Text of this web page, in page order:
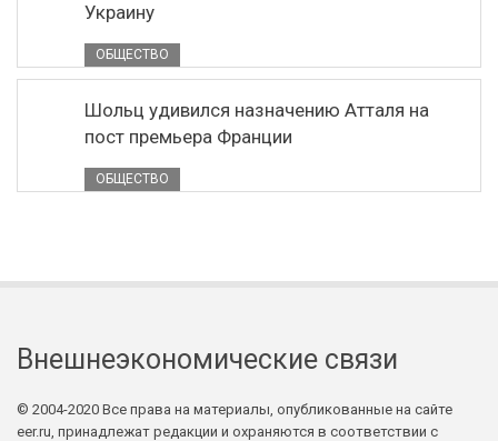
Украину
ОБЩЕСТВО
Шольц удивился назначению Атталя на
пост премьера Франции
ОБЩЕСТВО
Внешнеэкономические связи
© 2004-2020 Все права на материалы, опубликованные на сайте
eer.ru, принадлежат редакции и охраняются в соответствии с